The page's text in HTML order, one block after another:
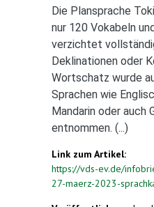
Die Plansprache
nur 120 Vokabeln
verzichtet
Deklinationen oder
Wortschatz wurde
Sprachen wie
Mandarin oder auch
entnommen. (...)
Link zum Artikel:
https://vds-ev.de/
27-maerz-2023-